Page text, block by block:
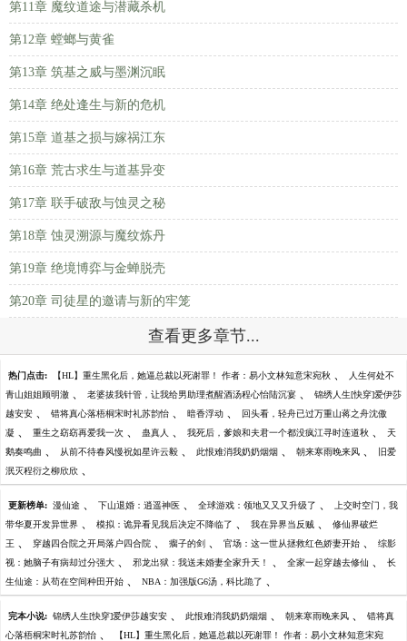
第11章 魔纹道途与潜藏杀机
第12章 螳螂与黄雀
第13章 筑基之威与墨渊沉眠
第14章 绝处逢生与新的危机
第15章 道基之损与嫁祸江东
第16章 荒古求生与道基异变
第17章 联手破敌与蚀灵之秘
第18章 蚀灵溯源与魔纹炼丹
第19章 绝境博弈与金蝉脱壳
第20章 司徒星的邀请与新的牢笼
查看更多章节...
热门点击: 【HL】重生黑化后，她逼总裁以死谢罪！ 作者：易小文林知意宋宛秋 、 人生何处不
青山姐姐顾明澈 、 老婆拔我针管，让我给男助理煮醒酒汤程心怡陆沉宴 、 锦绣人生[快穿]爱伊莎
越安安 、 错将真心落梧桐宋时礼苏韵怡 、 暗香浮动 、 回头看，轻舟已过万重山蒋之舟沈傲
凝 、 重生之窈窈再爱我一次 、 蛊真人 、 我死后，爹娘和夫君一个都没疯江寻时连道秋 、 天
鹅奏鸣曲 、 从前不待春风慢祝如星许云毅 、 此恨难消我奶奶烟烟 、 朝来寒雨晚来风 、 旧爱
泯灭程衍之柳欣欣 、
更新榜单: 漫仙途 、 下山退婚：逍遥神医 、 全球游戏：领地又又又升级了 、 上交时空门，我
带华夏开发异世界 、 模拟：诡异看见我后决定不降临了 、 我在异界当反贼 、 修仙界破烂
王 、 穿越四合院之开局落户四合院 、 瘸子的剑 、 官场：这一世从拯救红色娇妻开始 、 综影
视：她脑子有病却过分强大 、 邪龙出狱：我送未婚妻全家升天！ 、 全家一起穿越去修仙 、 长
生仙途：从苟在空间种田开始 、 NBA：加强版G6汤，科比跪了 、
完本小说: 锦绣人生[快穿]爱伊莎越安安 、 此恨难消我奶奶烟烟 、 朝来寒雨晚来风 、 错将真
心落梧桐宋时礼苏韵怡 、 【HL】重生黑化后，她逼总裁以死谢罪！ 作者：易小文林知意宋宛